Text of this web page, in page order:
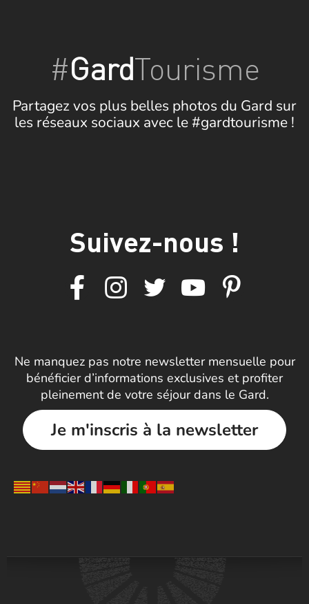
#GardTourisme
Partagez vos plus belles photos du Gard sur
les réseaux sociaux avec le #gardtourisme !
Suivez-nous !
Ne manquez pas notre newsletter mensuelle pour
bénéficier d’informations exclusives et profiter
pleinement de votre séjour dans le Gard.
Je m'inscris à la newsletter